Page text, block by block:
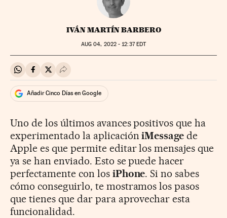
IVÁN MARTÍN BARBERO
AUG 04, 2022 - 12:37EDT
Compartir en Whatsapp
Compartir en Facebook
Compartir en Twitter
Desplegar Redes Sociales
Añadir Cinco Días en Google
Uno de los últimos avances positivos que ha
experimentado la aplicacióniMessage de
Apple es que permite editar los mensajes que
ya se han enviado. Esto se puede hacer
perfectamente con los iPhone. Si no sabes
cómo conseguirlo, te mostramos los pasos
que tienes que dar para aprovechar esta
funcionalidad.